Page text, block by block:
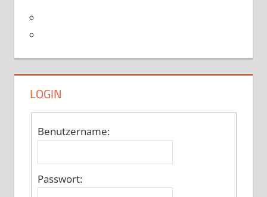
LOGIN
Benutzername:
Passwort: